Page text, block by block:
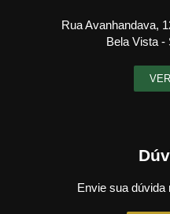
Rua Avanhandava,
Bela Vista -
Envie sua dúvida